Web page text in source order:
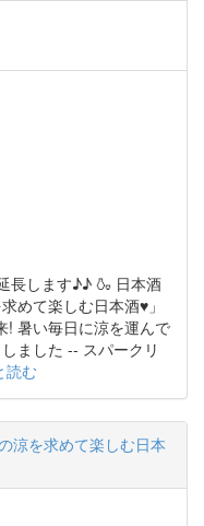
長します♪♪ 🍶 日本酒
めて楽しむ日本酒♥」
! 暑い毎日に涼を運んで
ました -- スパークリ
読む
涼を求めて楽しむ日本